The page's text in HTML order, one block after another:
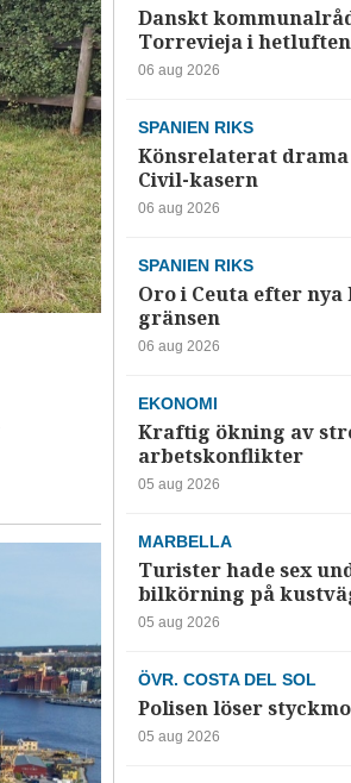
Danskt
Torrevieja i hetluften
06 aug 2026
SPANIEN RIKS
Könsrelaterat
Civil-kasern
06 aug 2026
SPANIEN RIKS
Oro i Ceuta efter
gränsen
06 aug 2026
EKONOMI
Kraftig ökning av
arbetskonflikter
05 aug 2026
MARBELLA
Turister hade sex
bilkörning på
05 aug 2026
ÖVR. COSTA DEL SOL
Polisen löser
05 aug 2026